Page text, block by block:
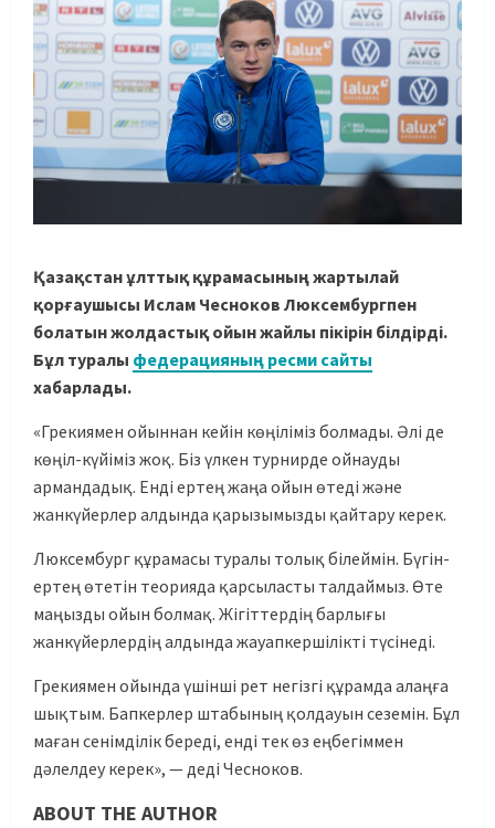
Қазақстан ұлттық құрамасының жартылай
қорғаушысы Ислам Чесноков Люксембургпен
болатын жолдастық ойын жайлы пікірін білдірді.
Бұл туралы федерацияның ресми сайты
хабарлады.
«Грекиямен ойыннан кейін көңіліміз болмады. Әлі де
көңіл-күйіміз жоқ. Біз үлкен турнирде ойнауды
армандадық. Енді ертең жаңа ойын өтеді және
жанкүйерлер алдында қарызымызды қайтару керек.
Люксембург құрамасы туралы толық білеймін. Бүгін-
ертең өтетін теорияда қарсыласты талдаймыз. Өте
маңызды ойын болмақ. Жігіттердің барлығы
жанкүйерлердің алдында жауапкершілікті түсінеді.
Грекиямен ойында үшінші рет негізгі құрамда алаңға
шықтым. Бапкерлер штабының қолдауын сеземін. Бұл
маған сенімділік береді, енді тек өз еңбегіммен
дәлелдеу керек», — деді Чесноков.
ABOUT THE AUTHOR